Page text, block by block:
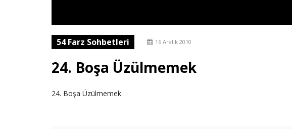
54 Farz Sohbetleri 16 Aralık 2010
24. Boşa Üzülmemek
24. Boşa Üzülmemek